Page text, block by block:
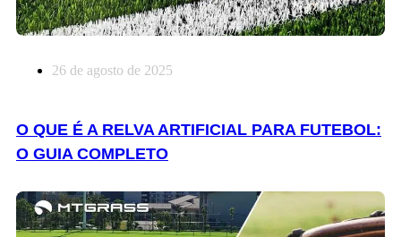
26 de agosto de 2025
O QUE É A RELVA ARTIFICIAL PARA FUTEBOL:
O GUIA COMPLETO